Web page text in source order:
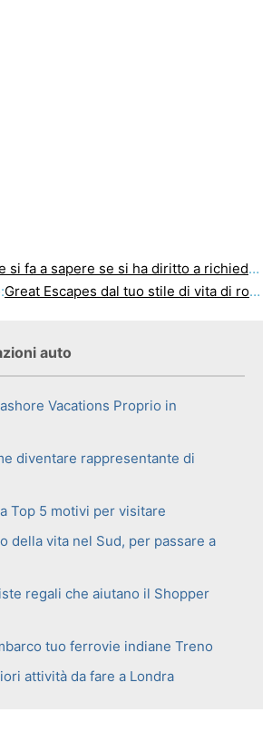
fa a sapere se si ha diritto a richiedere il visto australiano
Great Escapes dal tuo stile di vita di routine in uno di esotico e di basso costo Isola In Indonesia, Che E 'Batam
auto
Vacations Proprio in
diventare rappresentante di
Top 5 motivi per visitare
della vita nel Sud, per passare a
regali che aiutano il Shopper
tuo ferrovie indiane Treno
attività da fare a Londra